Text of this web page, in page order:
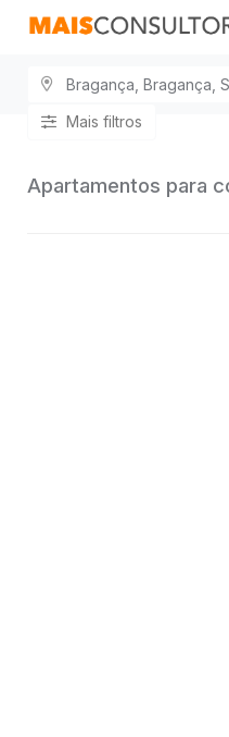
Mais filtros
Apartamentos para